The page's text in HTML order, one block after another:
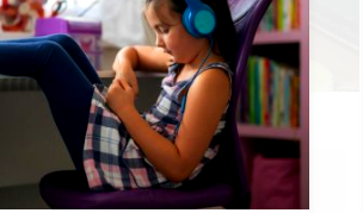
de piñas.
LAVOZDELSUR.ES